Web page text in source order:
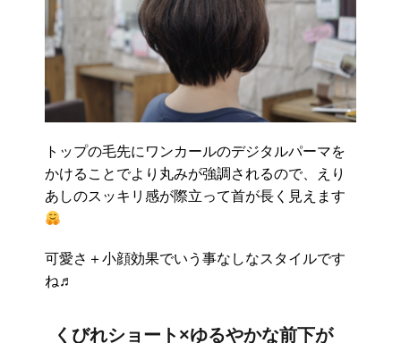
トップの毛先にワンカールのデジタルパーマを
かけることでより丸みが強調されるので、えり
あしのスッキリ感が際立って首が長く見えます
可愛さ＋小顔効果でいう事なしなスタイルです
ね♬
くびれショート×ゆるやかな前下が